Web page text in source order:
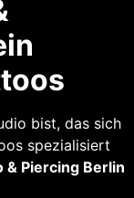
bist, das sich
spezialisiert
& Piercing Berlin